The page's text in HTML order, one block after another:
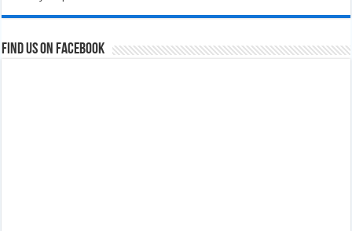
Find us on Facebook